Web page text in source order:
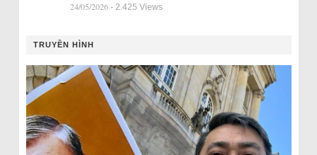
24/05/2026 - 2.425 Views
TRUYỀN HÌNH